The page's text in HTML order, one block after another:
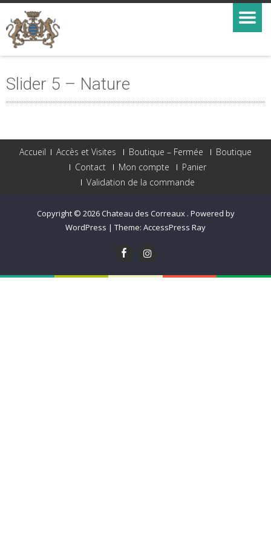
Slider 5 – Nature
Accueil Accès et Visites Boutique – Fermée
Boutique
Contact
Mon compte
Panier
Validation de la commande
Copyright © 2026Chateau des Correaux . Powered by
WordPress | Theme: AccessPress Ray